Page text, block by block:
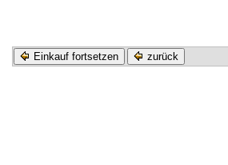
Einkauf fortsetzen zurück